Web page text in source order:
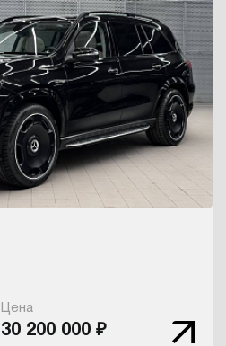
Цена
30 200 000 ₽